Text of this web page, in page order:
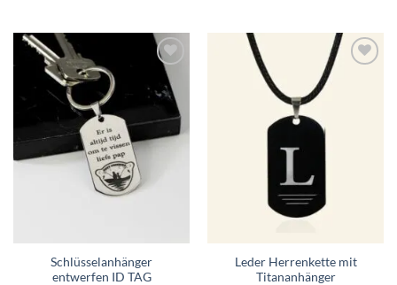
Wunschliste
hinzufügen
Schlüsselanhänger
entwerfen ID TAG
Wunschliste
Leder Herrenkette mit
Titananhänger